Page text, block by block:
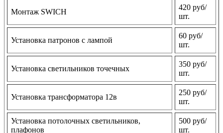
Монтаж SWICH
420 руб/
шт.
Установка патронов с лампой
60 руб/
шт.
Установка светильников точечных
350 руб/
шт.
Установка трансформатора 12в
250 руб/
шт.
Установка потолочных светильников,
плафонов
500 руб/
шт.